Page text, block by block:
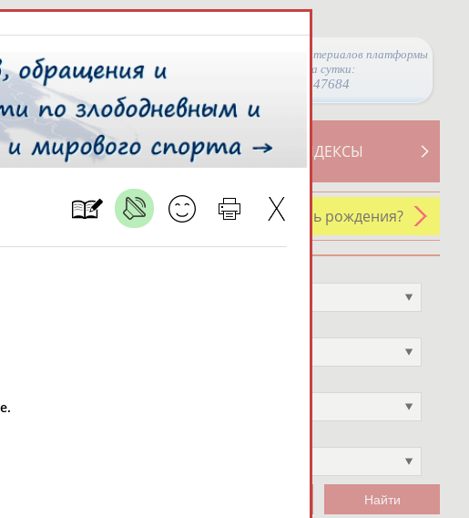
Просмотры материалов платформы
за сутки:
47684
СВОДНЫЕ ИНДЕКСЫ
АКТИВНОСТИ
У кого сегодня день рождения?